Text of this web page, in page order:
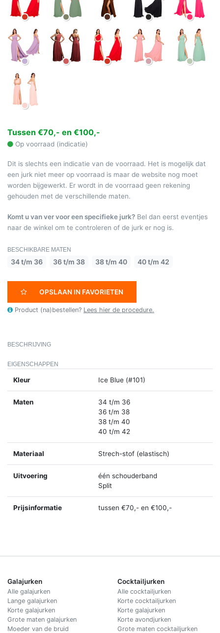
Tussen €70,- en €100,-
Op voorraad (indicatie)
Dit is slechts een indicatie van de voorraad. Het is mogelijk dat
een jurk niet meer op voorraad is maar de website nog moet
worden bijgewerkt. Er wordt in de voorraad geen rekening
gehouden met de verschillende maten.
Komt u van ver voor een specifieke jurk? Bel dan eerst eventjes
naar de winkel om te controleren of de jurk er nog is.
BESCHIKBARE MATEN
34 t/m 36 36 t/m 38 38 t/m 40 40 t/m 42
OPSLAAN IN FAVORIETEN
Product (na)bestellen? Lees hier de procedure.
BESCHRIJVING
EIGENSCHAPPEN
Kleur Ice Blue (#101)
Maten
34 t/m 36
36 t/m 38
38 t/m 40
40 t/m 42
Materiaal Strech-stof (elastisch)
Uitvoering
één schouderband
Split
Prijsinformatie tussen €70,- en €100,-
Galajurken
Alle galajurken
Lange galajurken
Korte galajurken
Grote maten galajurken
Moeder van de bruid
Cocktailjurken
Alle cocktailjurken
Korte cocktailjurken
Korte galajurken
Korte avondjurken
Grote maten cocktailjurken